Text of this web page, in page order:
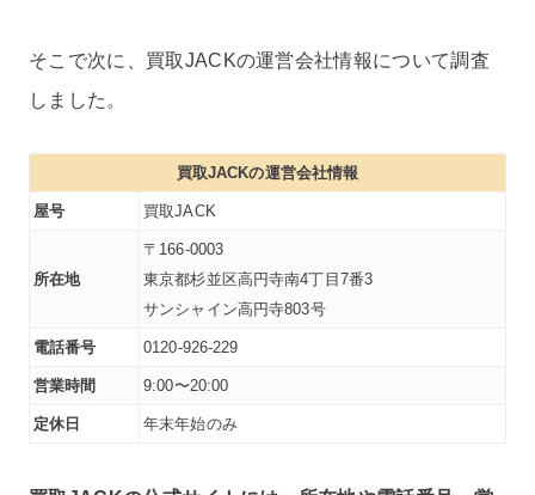
そこで次に、買取JACKの運営会社情報について調査
しました。
買取JACKの運営会社情報
屋号 買取JACK
所在地
〒166-0003
東京都杉並区高円寺南4丁目7番3
サンシャイン高円寺803号
電話番号 0120-926-229
営業時間 9:00〜20:00
定休日 年末年始のみ